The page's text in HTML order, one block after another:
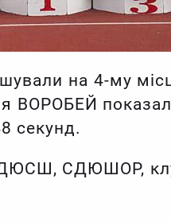
на 4-му
секунд.
ДЮСШ, СДЮШОР,